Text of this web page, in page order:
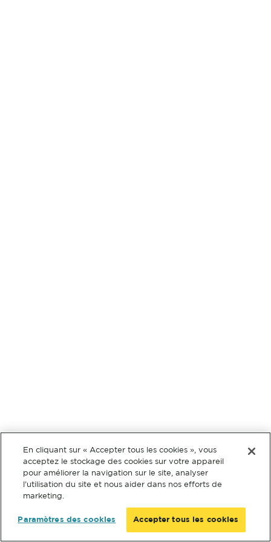
En cliquant sur « Accepter tous les cookies », vous
acceptez le stockage des cookies sur votre appareil
pour améliorer la navigation sur le site, analyser
l’utilisation du site et nous aider dans nos efforts de
marketing.
Paramètres des cookies Accepter tous les cookies